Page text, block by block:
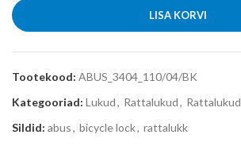
LISA KORVI
Tootekood: ABUS_3404_110/04/BK
Kategooriad: Lukud, Rattalukud, Rattalukud
Sildid: abus, bicycle lock, rattalukk